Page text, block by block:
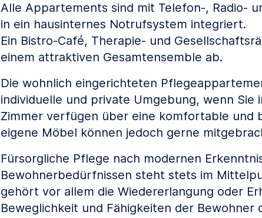
Alle Appartements sind mit Telefon-, Radio-
in ein hausinternes Notrufsystem integriert.
Ein Bistro-Café, Therapie- und
einem attraktiven Gesamtensemble ab.
Die wohnlich eingerichteten
individuelle und private Umgebung, wenn Sie
Zimmer verfügen über eine komfortable und
eigene Möbel können jedoch gerne
Fürsorgliche Pflege nach modernen
Bewohnerbedürfnissen steht stets im
gehört vor allem die Wiedererlangung oder
Beweglichkeit und Fähigkeiten der Bewohner